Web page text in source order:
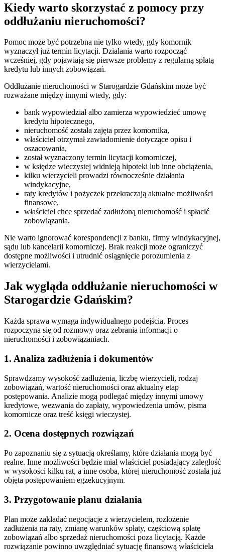
Kiedy warto skorzystać z pomocy przy
oddłużaniu nieruchomości?
Pomoc może być potrzebna nie tylko wtedy, gdy komornik
wyznaczył już termin licytacji. Działania warto rozpocząć
wcześniej, gdy pojawiają się pierwsze problemy z regularną spłatą
kredytu lub innych zobowiązań.
Oddłużanie nieruchomości w Starogardzie Gdańskim może być
rozważane między innymi wtedy, gdy:
bank wypowiedział albo zamierza wypowiedzieć umowę
kredytu hipotecznego,
nieruchomość została zajęta przez komornika,
właściciel otrzymał zawiadomienie dotyczące opisu i
oszacowania,
został wyznaczony termin licytacji komorniczej,
w księdze wieczystej widnieją hipoteki lub inne obciążenia,
kilku wierzycieli prowadzi równocześnie działania
windykacyjne,
raty kredytów i pożyczek przekraczają aktualne możliwości
finansowe,
właściciel chce sprzedać zadłużoną nieruchomość i spłacić
zobowiązania.
Nie warto ignorować korespondencji z banku, firmy windykacyjnej,
sądu lub kancelarii komorniczej. Brak reakcji może ograniczyć
dostępne możliwości i utrudnić osiągnięcie porozumienia z
wierzycielami.
Jak wygląda oddłużanie nieruchomości w
Starogardzie Gdańskim?
Każda sprawa wymaga indywidualnego podejścia. Proces
rozpoczyna się od rozmowy oraz zebrania informacji o
nieruchomości i zobowiązaniach.
1. Analiza zadłużenia i dokumentów
Sprawdzamy wysokość zadłużenia, liczbę wierzycieli, rodzaj
zobowiązań, wartość nieruchomości oraz aktualny etap
postępowania. Analizie mogą podlegać między innymi umowy
kredytowe, wezwania do zapłaty, wypowiedzenia umów, pisma
komornicze oraz treść księgi wieczystej.
2. Ocena dostępnych rozwiązań
Po zapoznaniu się z sytuacją określamy, które działania mogą być
realne. Inne możliwości będzie miał właściciel posiadający zaległość
w wysokości kilku rat, a inne osoba, której nieruchomość została już
objęta postępowaniem egzekucyjnym.
3. Przygotowanie planu działania
Plan może zakładać negocjacje z wierzycielem, rozłożenie
zadłużenia na raty, zmianę warunków spłaty, częściową spłatę
zobowiązań albo sprzedaż nieruchomości poza licytacją. Każde
rozwiązanie powinno uwzględniać sytuację finansową właściciela